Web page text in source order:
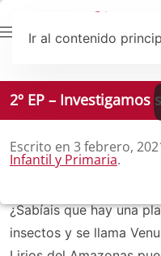
Ir al contenido
2º EP – Investigamos
Escrito en 3 febrero,
Infantil y Primaria.
¿Sabíais que hay una
insectos y se llama